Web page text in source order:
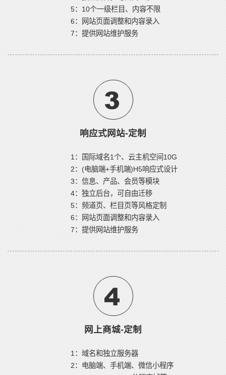
5：10个一级栏目、内容不限
6：网站页面调整和内容录入
7：提供网站维护服务
响应式网站-定制
1：国际域名1个、云主机空间10G
2：(电脑端+手机端)H5响应式设计
3：信息、产品、会员等模块
4：独立后台，可自由迁移
5：频道页、栏目页等风格定制
6：网站页面调整和内容录入
7：提供网站维护服务
网上商城-定制
1：域名和独立服务器
2：电脑端、手机端、微信小程序